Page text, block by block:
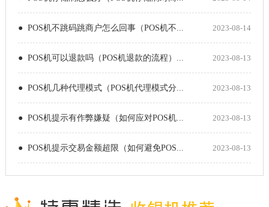
● POS机不跳码跳商户怎么回事（POS机不... 2023-08-14
● POS机可以退款吗（POS机退款的流程）... 2023-08-13
● POS机几种代理模式（POS机代理模式分... 2023-08-13
● POS机提示有作弊嫌疑（如何应对POS机... 2023-08-13
● POS机提示交易金额超限（如何避免POS... 2023-08-13